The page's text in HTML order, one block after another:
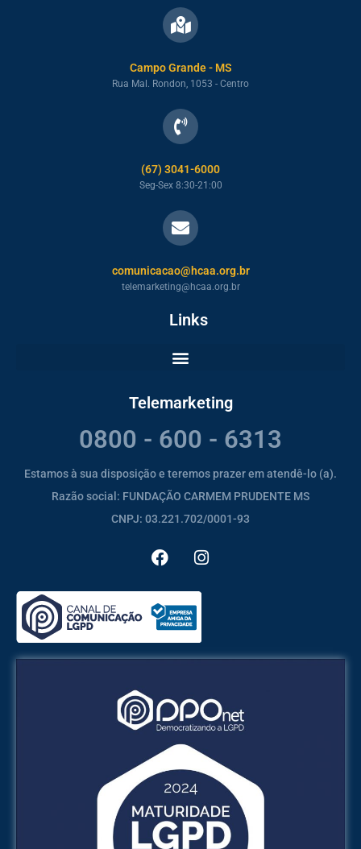
Campo Grande - MS
Rua Mal. Rondon, 1053 - Centro
(67) 3041-6000
Seg-Sex 8:30-21:00
comunicacao@hcaa.org.br
telemarketing@hcaa.org.br
Links
Telemarketing
0800 - 600 - 6313
Estamos à sua disposição e teremos prazer em atendê-lo (a).
Razão social: FUNDAÇÃO CARMEM PRUDENTE MS
CNPJ: 03.221.702/0001-93